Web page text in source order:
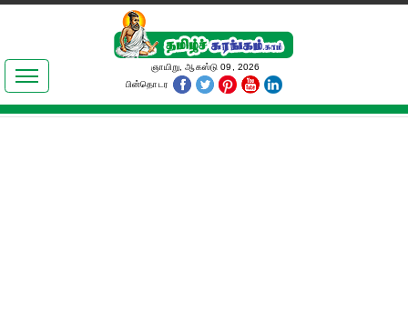
இலக்கியங்கள்
தமிழ் உலகம்
ஞாயிறு, ஆகஸ்டு 09, 2026
பின்தொடர